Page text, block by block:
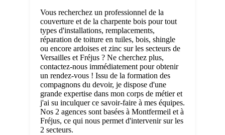
Vous recherchez un professionnel de la
couverture et de la charpente bois pour tout
types d'installations, remplacements,
réparation de toiture en tuiles, bois, shingle
ou encore ardoises et zinc sur les secteurs de
Versailles et Fréjus ? Ne cherchez plus,
contactez-nous immédiatement pour obtenir
un rendez-vous ! Issu de la formation des
compagnons du devoir, je dispose d'une
grande expertise dans mon corps de métier et
j'ai su inculquer ce savoir-faire à mes équipes.
Nos 2 agences sont basées à Montfermeil et à
Fréjus, ce qui nous permet d'intervenir sur les
2 secteurs.